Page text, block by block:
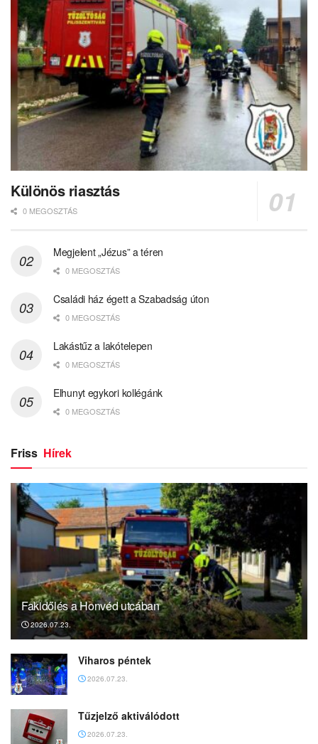
Különös riasztás
0 MEGOSZTÁS
Megjelent „Jézus” a téren
0 MEGOSZTÁS
Családi ház égett a Szabadság úton
0 MEGOSZTÁS
Lakástűz a lakótelepen
0 MEGOSZTÁS
Elhunyt egykori kollégánk
0 MEGOSZTÁS
Friss Hírek
Fakidőlés a Honvéd utcában
2026.07.23.
Viharos péntek
2026.07.23.
Tűzjelző aktiválódott
2026.07.23.